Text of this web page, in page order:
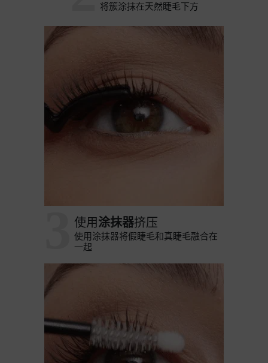
将簇涂抹在天然睫毛下方
使用 涂抹器挤压
使用涂抹器将假睫毛和真睫毛融合在
一起